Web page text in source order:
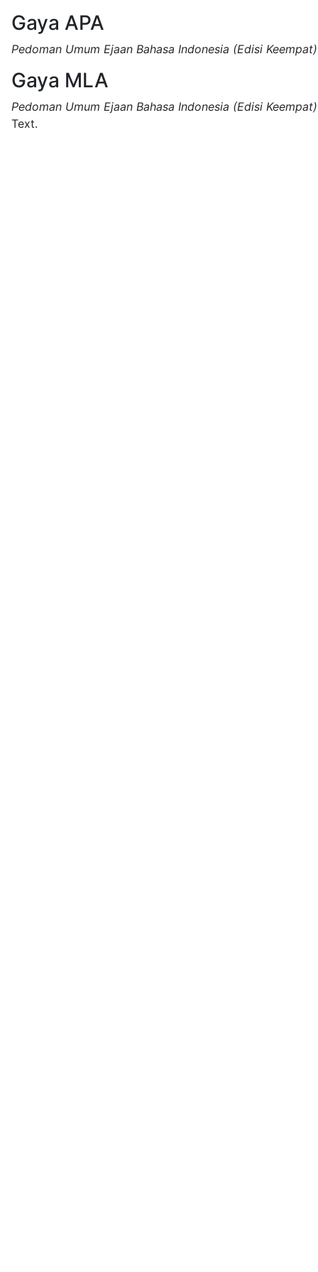
Gaya APA
Pedoman Umum Ejaan Bahasa Indonesia (Edisi Keempat)
Gaya MLA
Pedoman Umum Ejaan Bahasa Indonesia (Edisi Keempat)
Text.